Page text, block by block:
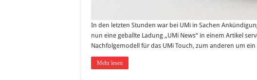
In den letzten Stunden war bei UMi in Sachen
nun eine geballte Ladung „UMi News“ in einem Artikel
Nachfolgemodell für das UMi Touch, zum anderen um
Mehr lesen